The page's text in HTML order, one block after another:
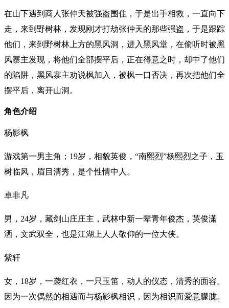
在山下遇到商人张仲天被强盗围住，于是出手相救，一直向下
走，来到野树林，发现刚才打劫张仲天的那些强盗，于是跟踪
他们，来到野树林上方的黑风洞，进入黑风堂，在偷听时被黑
风寨主发现，将他们全部摆平后，正在得意之时，却中了他们
的陷阱，黑风寨主劝说枫加入，被枫一口否决，再次把他们全
摆平后，离开山洞。
角色介绍
杨影枫
游戏第一男主角；19岁，相貌英俊，“南熙烈”杨熙烈之子，玉
树临风，眉目清秀，是个性情中人。
卓非凡
男，24岁，藏剑山庄庄主，武林中新一辈青年俊杰，英俊潇
洒，文武双全，也是江湖上人人敬仰的一位大侠。
紫轩
女，18岁，一袭红衣，一只玉笛，动人的仪态，清秀的面容。
因为一次偶然的相遇而与杨影枫相识，因为相识而爱意朦胧。